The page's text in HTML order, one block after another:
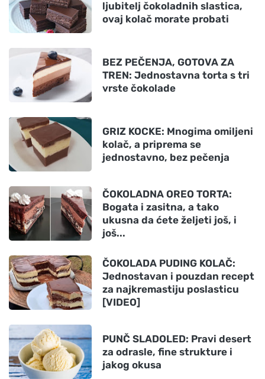
ljubitelj čokoladnih slastica,
ovaj kolač morate probati
BEZ PEČENJA, GOTOVA ZA
TREN: Jednostavna torta s tri
vrste čokolade
GRIZ KOCKE: Mnogima omiljeni
kolač, a priprema se
jednostavno, bez pečenja
ČOKOLADNA OREO TORTA:
Bogata i zasitna, a tako
ukusna da ćete željeti još, i
još...
ČOKOLADA PUDING KOLAČ:
Jednostavan i pouzdan recept
za najkremastiju poslasticu
[VIDEO]
PUNČ SLADOLED: Pravi desert
za odrasle, fine strukture i
jakog okusa